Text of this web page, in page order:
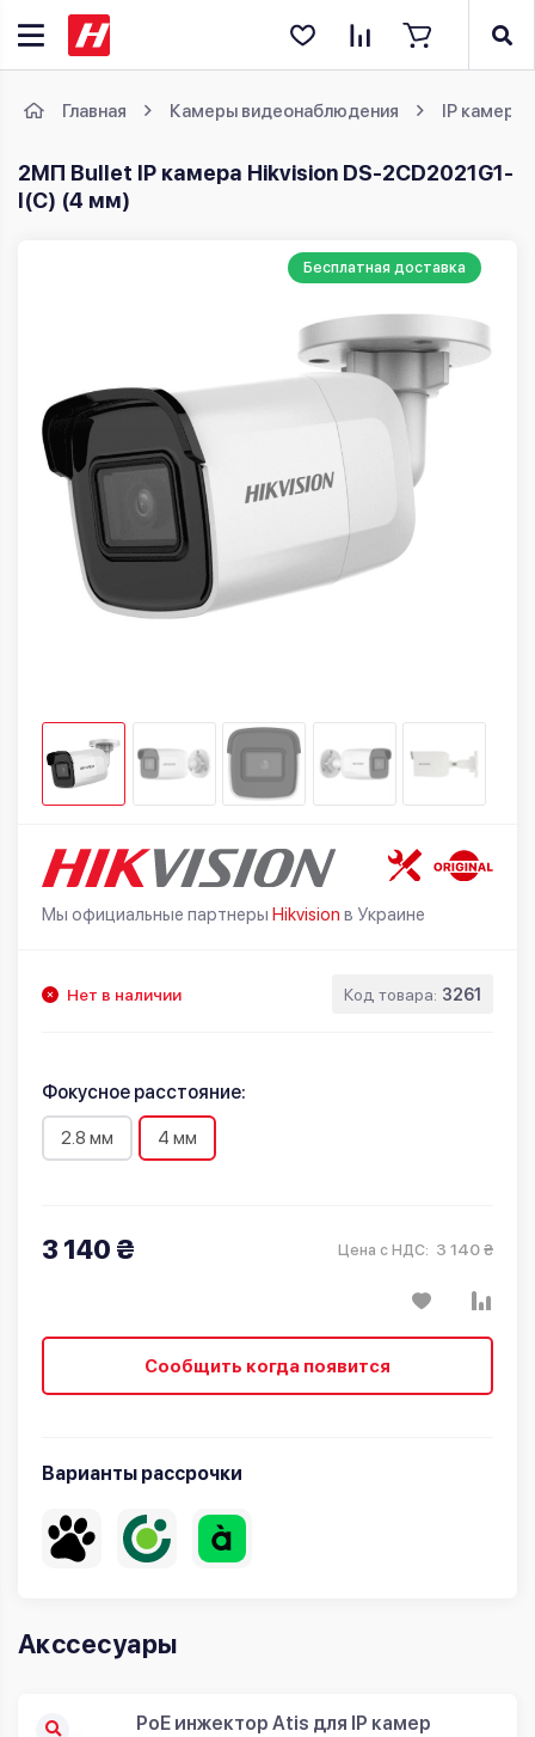
Главная Камеры видеонаблюдения IP камеры
2МП Bullet IP камера Hikvision DS-2CD2021G1-
I(C) (4 мм)
Бесплатная доставка
Мы официальные партнеры Hikvision в Украине
Нет в наличии Код товара: 3261
Фокусное расстояние:
2.8 мм 4 мм
3 140 ₴ Цена с НДС: 3 140 ₴
Сообщить когда появится
Варианты рассрочки
Акссесуары
PoE инжектор Atis для IP камер